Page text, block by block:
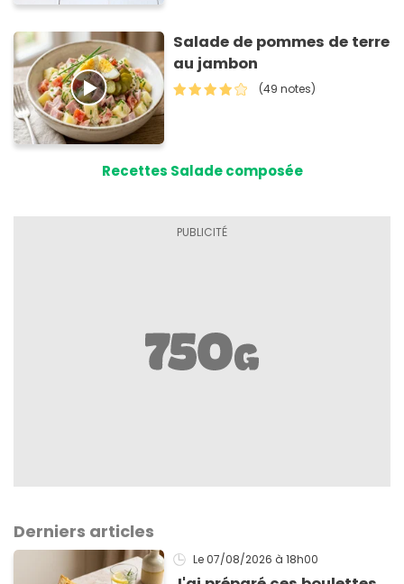
Salade de pommes de terre
au jambon
(49 notes)
Recettes Salade composée
Derniers articles
Le 07/08/2026 à 18h00